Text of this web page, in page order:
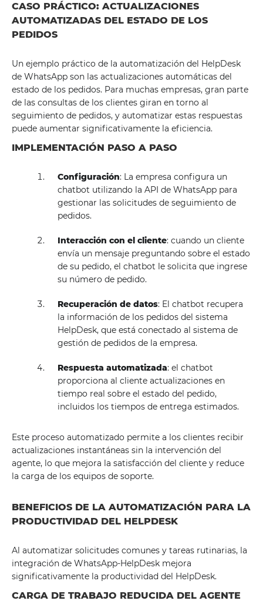
CASO PRÁCTICO: ACTUALIZACIONES
AUTOMATIZADAS DEL ESTADO DE LOS
PEDIDOS
Un ejemplo práctico de la automatización del HelpDesk
de WhatsApp son las actualizaciones automáticas del
estado de los pedidos. Para muchas empresas, gran parte
de las consultas de los clientes giran en torno al
seguimiento de pedidos, y automatizar estas respuestas
puede aumentar significativamente la eficiencia.
IMPLEMENTACIÓN PASO A PASO
Configuración: La empresa configura un
chatbot utilizando la API de WhatsApp para
gestionar las solicitudes de seguimiento de
pedidos.
Interacción con el cliente: cuando un cliente
envía un mensaje preguntando sobre el estado
de su pedido, el chatbot le solicita que ingrese
su número de pedido.
Recuperación de datos: El chatbot recupera
la información de los pedidos del sistema
HelpDesk, que está conectado al sistema de
gestión de pedidos de la empresa.
Respuesta automatizada: el chatbot
proporciona al cliente actualizaciones en
tiempo real sobre el estado del pedido,
incluidos los tiempos de entrega estimados.
Este proceso automatizado permite a los clientes recibir
actualizaciones instantáneas sin la intervención del
agente, lo que mejora la satisfacción del cliente y reduce
la carga de los equipos de soporte.
BENEFICIOS DE LA AUTOMATIZACIÓN PARA LA
PRODUCTIVIDAD DEL HELPDESK
Al automatizar solicitudes comunes y tareas rutinarias, la
integración de WhatsApp-HelpDesk mejora
significativamente la productividad del HelpDesk.
CARGA DE TRABAJO REDUCIDA DEL AGENTE